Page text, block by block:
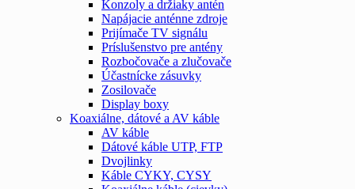
Konzoly a držiaky antén
Napájacie anténne zdroje
Prijímače TV signálu
Príslušenstvo pre antény
Rozbočovače a zlučovače
Účastnícke zásuvky
Zosilovače
Display boxy
Koaxiálne, dátové a AV káble
AV káble
Dátové káble UTP, FTP
Dvojlinky
Káble CYKY, CYSY